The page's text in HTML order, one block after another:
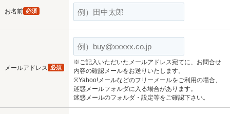
お名前 必須
メールアドレス 必須
※ご記入いただいたメールアドレス宛てに、お問合せ
内容の確認メールをお送りいたします。
※Yahoo!メールなどのフリーメールをご利用の場合、
迷惑メールフォルダに入る場合があります。
迷惑メールのフォルダ・設定等をご確認下さい。